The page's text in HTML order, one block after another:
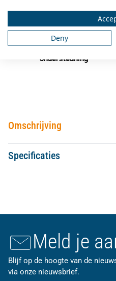
✓
✓ Deskundig adviesvan
✓ Ook na aankoop
ondersteuning
Omschrijving
Specificaties
Meld je
Blijf op de hoogte van de
via onze nieuwsbrief.
Deny